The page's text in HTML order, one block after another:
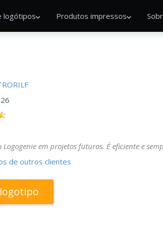
logótipos Produtos impressos
Logogenie em projetos futuros. É eficiente e
de outros clientes